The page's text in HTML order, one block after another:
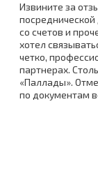
Извините за
со счетов и
хотел
четко,
партнерах.
«Паллады».
по документам